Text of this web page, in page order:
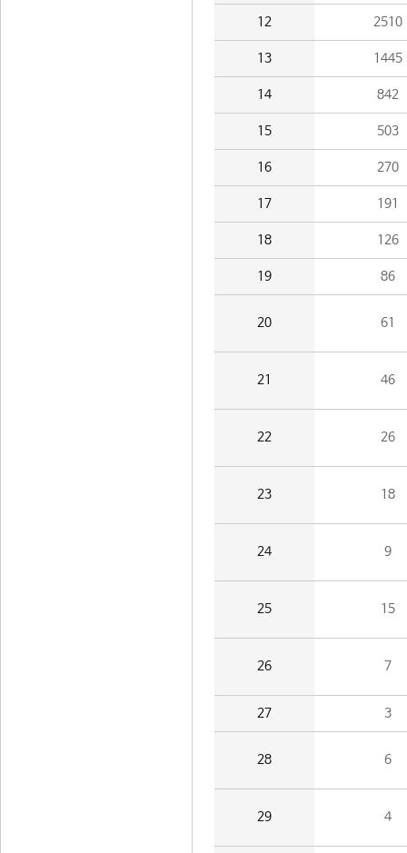
12 2510
13 1445
14 842
15 503
16 270
17 191
18 126
19 86
20 61
21 46
22 26
23 18
24 9
25 15
26 7
27 3
28 6
29 4